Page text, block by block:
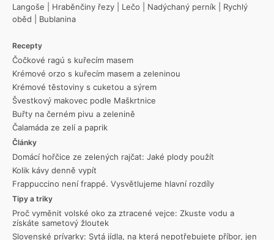
Langoše
Hraběnčiny řezy Lečo Nadýchaný perník
Rychlý
oběd
Bublanina
Recepty
Čočkové ragú s kuřecím masem
Krémové orzo s kuřecím masem a zeleninou
Krémové těstoviny s cuketou a sýrem
Švestkový makovec podle Maškrtnice
Buřty na černém pivu a zelenině
Čalamáda ze zelí a paprik
Články
Domácí hořčice ze zelených rajčat: Jaké plody použít
Kolik kávy denně vypít
Frappuccino není frappé. Vysvětlujeme hlavní rozdíly
Tipy a triky
Proč vyměnit volské oko za ztracené vejce: Zkuste vodu a
získáte sametový žloutek
Slovenské prívarky: Sytá jídla, na která nepotřebujete příbor, jen